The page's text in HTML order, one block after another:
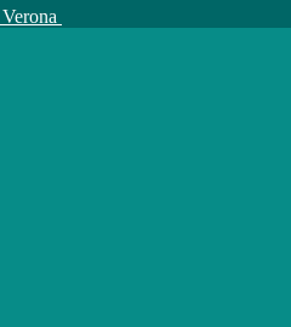
Verona